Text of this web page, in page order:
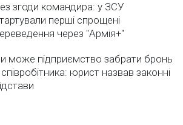
згоди командира: у ЗСУ
перші спрощені
через "Армія+"
може підприємство забрати бронь
юрист назвав законні